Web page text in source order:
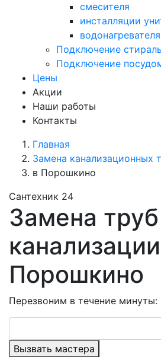
смесителя
инсталляции
водонагревателя
Подключение
Подключение
Цены
Акции
Наши работы
Контакты
Главная
Замена канализационных
в Порошкино
Сантехник 24
Замена труб
Порошкино
Перезвоним в течение минуты:
Вызвать мастера